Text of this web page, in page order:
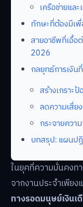
เครือข่ายแล
ทักษะที่ต้องมีเ
สายอาชีพที่เอื้อ
2026
กลยุทธ์การเงิ
สร้างเกราะ
ลดความเสี่ย
กระจายควา
บทสรุป: แผนป
ในยุคที่ความมั่นคงท
จากงานประจำเพียง
ทางรอดมนุษย์เงินเ